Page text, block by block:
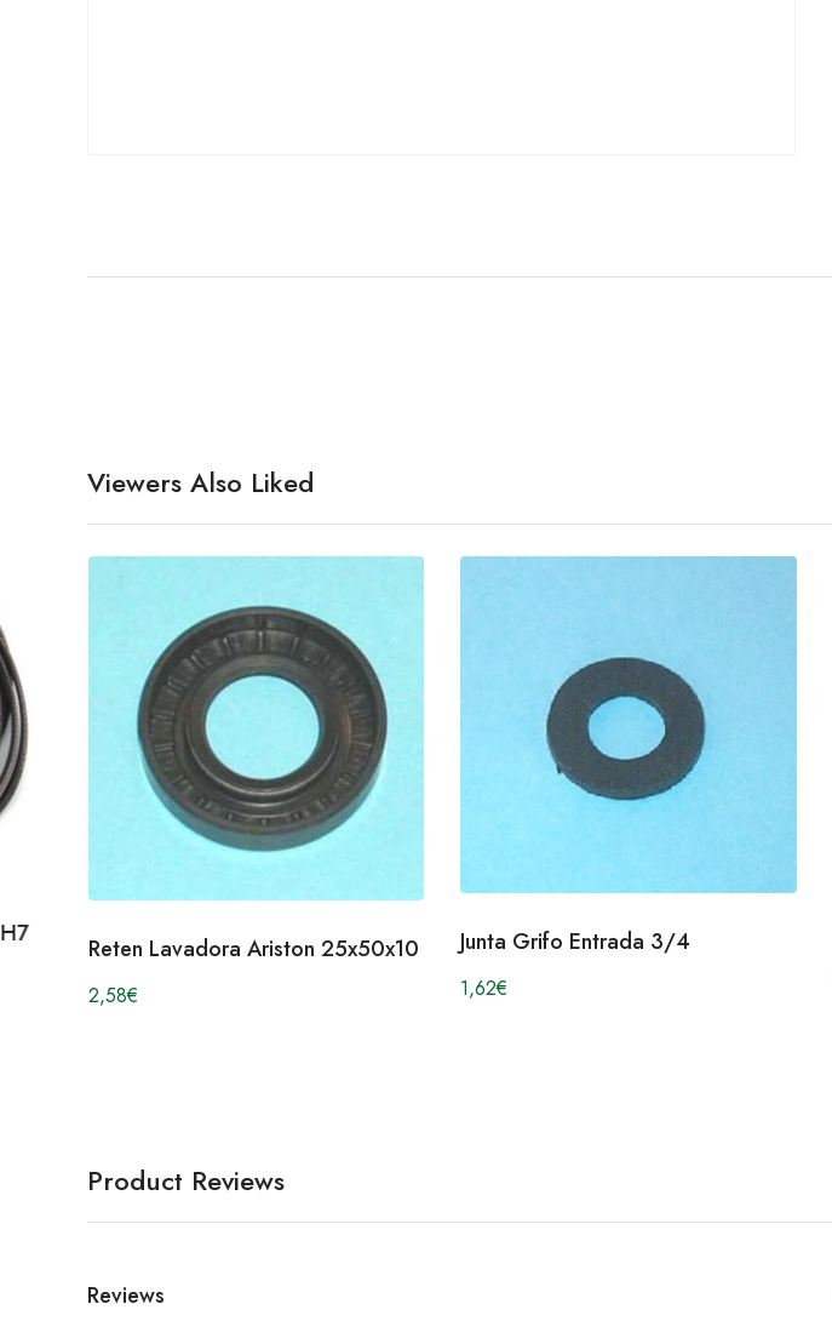
Viewers Also Liked
Reten Lavadora Ariston 25x50x10
2,58€
Junta Grifo Entrada 3/4
1,62€
Product Reviews
Reviews